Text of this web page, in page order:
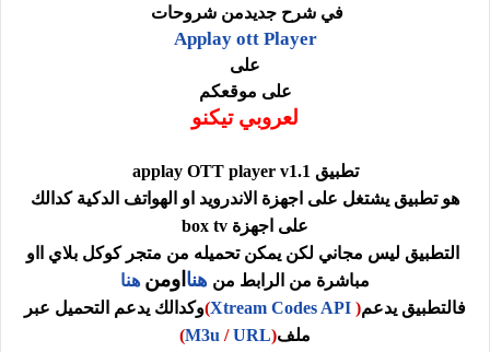
في شرح جديدمن شروحات
Applay ott Player
على
على موقعكم
لعروبي تيكنو
تطبيق applay OTT player v1.1
هو تطبيق يشتغل على اجهزة الاندرويد او الهواتف الدكية كدالك
على اجهزة box tv
التطبيق ليس مجاني لكن يمكن تحميله من متجر كوكل بلاي ااو
مباشرة من الرابط من هنا اومن هنا
فالتطبيق يدعم(
Xtream Codes API
)وكدالك يدعم التحميل عبر
ملف(
M3u /URL
)